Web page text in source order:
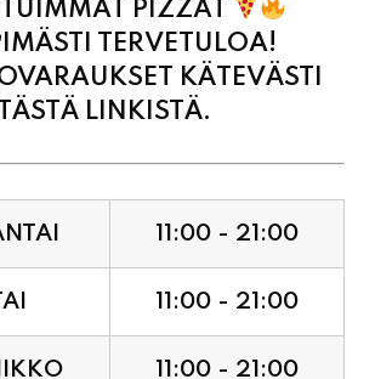
LINKISTÄ.
11:00 - 21:00
11:00 - 21:00
11:00 - 21:00